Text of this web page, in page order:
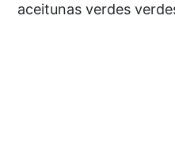
aceitunas verdes